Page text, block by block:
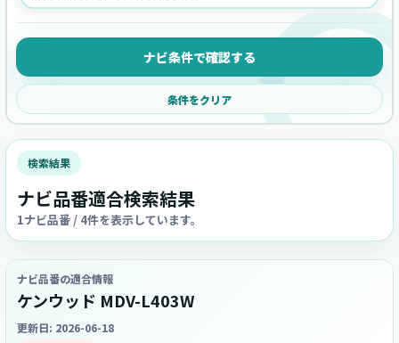
ナビ条件で確認する
条件をクリア
検索結果
ナビ品番適合検索結果
1ナビ品番 / 4件を表示しています。
ナビ品番の適合情報
ケンウッド MDV-L403W
更新日: 2026-06-18